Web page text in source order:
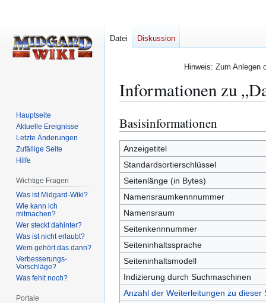
Hinweis: Zum Anlegen
Informationen zu
Zur
Navigation
springen
Zur
Suche
springen
Basisinformationen
Anzeigetitel
Standardsortierschlüssel
Seitenlänge (in Bytes)
Namensraumkennnummer
Namensraum
Seitenkennnummer
Seiteninhaltssprache
Seiteninhaltsmodell
Indizierung durch Suchmaschinen
Anzahl der Weiterleitungen zu dieser
Datei Diskussion
Hauptseite
Aktuelle Ereignisse
Letzte Änderungen
Zufällige Seite
Hilfe
Wichtige Fragen
Was ist Midgard-Wiki?
Wie kann ich
mitmachen?
Wer steckt dahinter?
Was ist nicht erlaubt?
Wem gehört das dann?
Verbesserungs-
Vorschläge?
Was fehlt noch?
Portale